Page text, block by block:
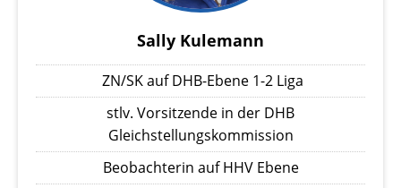
Sally Kulemann
ZN/SK auf DHB-Ebene 1-2 Liga
stlv. Vorsitzende in der DHB
Gleichstellungskommission
Beobachterin auf HHV Ebene